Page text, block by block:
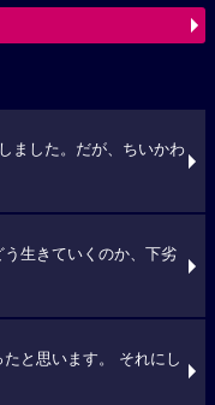
ました。だが、ちいかわ
生きていくのか、下劣
と思います。 それにし